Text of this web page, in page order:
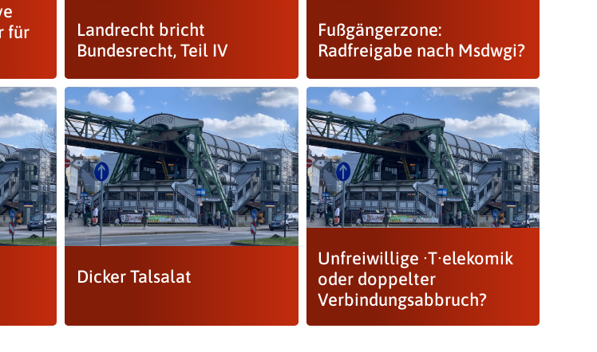
für
Landrecht bricht
Bundesrecht, Teil IV
Fußgängerzone:
Radfreigabe nach Msdwgi?
Dicker Talsalat
Unfreiwillige ·⁠T⁠·‍‍elekomik
oder doppelter
Verbindungsabbruch?